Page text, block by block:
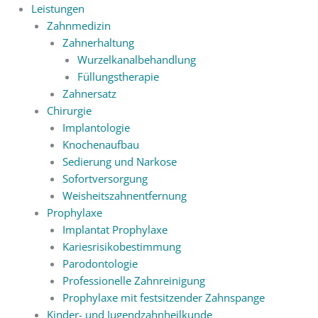
Leistungen
Zahnmedizin
Zahnerhaltung
Wurzelkanalbehandlung
Füllungstherapie
Zahnersatz
Chirurgie
Implantologie
Knochenaufbau
Sedierung und Narkose
Sofortversorgung
Weisheitszahnentfernung
Prophylaxe
Implantat Prophylaxe
Kariesrisikobestimmung
Parodontologie
Professionelle Zahnreinigung
Prophylaxe mit festsitzender Zahnspange
Kinder- und Jugendzahnheilkunde